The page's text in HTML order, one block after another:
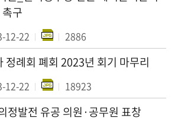
구
12-22 2886
정례회 폐회 2023년 회기 마무리
12-22 18923
정발전 유공 의원·공무원 표창